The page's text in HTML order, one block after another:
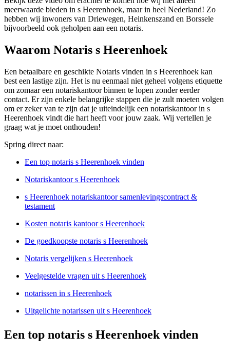
meerwaarde bieden in s Heerenhoek, maar in heel Nederland! Zo
hebben wij inwoners van Driewegen, Heinkenszand en Borssele
bijvoorbeeld ook geholpen aan een notaris.
Waarom Notaris s Heerenhoek
Een betaalbare en geschikte Notaris vinden in s Heerenhoek kan
best een lastige zijn. Het is nu eenmaal niet geheel volgens etiquette
om zomaar een notariskantoor binnen te lopen zonder eerder
contact. Er zijn enkele belangrijke stappen die je zult moeten volgen
om er zeker van te zijn dat je uiteindelijk een notariskantoor in s
Heerenhoek vindt die hart heeft voor jouw zaak. Wij vertellen je
graag wat je moet onthouden!
Spring direct naar:
Een top notaris s Heerenhoek vinden
Notariskantoor s Heerenhoek
s Heerenhoek notariskantoor samenlevingscontract &
testament
Kosten notaris kantoor s Heerenhoek
De goedkoopste notaris s Heerenhoek
Notaris vergelijken s Heerenhoek
Veelgestelde vragen uit s Heerenhoek
notarissen in s Heerenhoek
Uitgelichte notarissen uit s Heerenhoek
Een top notaris s Heerenhoek vinden